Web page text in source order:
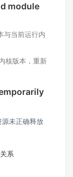
module
与当前运行内
核版本，重新
未正确释放​
系​